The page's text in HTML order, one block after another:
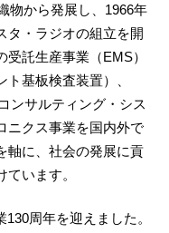
物から発展し、1966年
タ・ラジオの組立を開
託生産事業（EMS）
基板検査装置）、
ンサルティング・シス
ニクス事業を国内外で
軸に、社会の発展に貢
います。
周年を迎えました。